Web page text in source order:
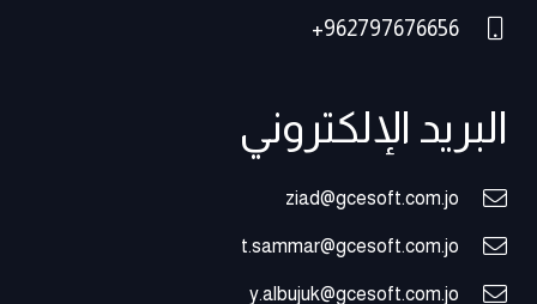
962797676656+
البريد الإلكتروني
ziad@gcesoft.com.jo
t.sammar@gcesoft.com.jo
y.albujuk@gcesoft.com.jo